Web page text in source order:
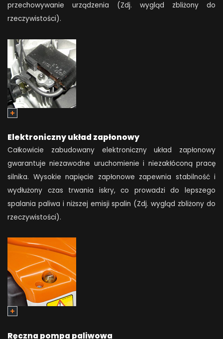
przechowywanie urządzenia (Zdj. wygląd zbliżony do
rzeczywistości).
Elektroniczny układ zapłonowy
Całkowicie zabudowany elektroniczny układ zapłonowy
gwarantuje niezawodne uruchomienie i niezakłóconą pracę
silnika. Wysokie napięcie zapłonowe zapewnia stabilność i
wydłużony czas trwania iskry, co prowadzi do lepszego
spalania paliwa i niższej emisji spalin (Zdj. wygląd zbliżony do
rzeczywistości).
Ręczna pompa paliwowa